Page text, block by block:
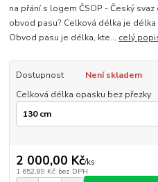
na přání s logem ČSOP - Český
obvod pasu? Celková délka je
Obvod pasu je délka, kte... celý
Dostupnost
Není skladem
Celková délka opasku bez přezky
2 000,00 Kč/ks
1 652,89 Kč bez DPH